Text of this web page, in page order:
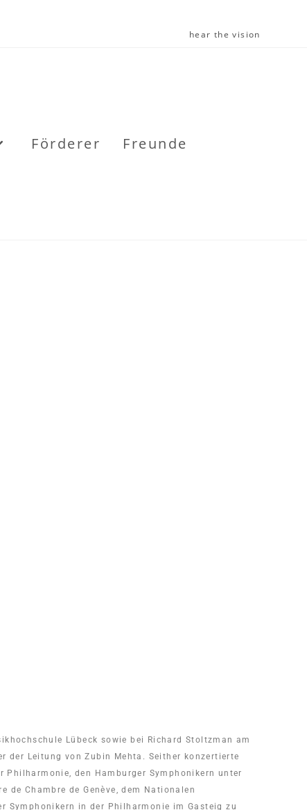
hear the vision
Förderer Freunde
Lübeck sowie bei Richard Stoltzman am
der Leitung von Zubin Mehta. Seither konzertierte
den Hamburger Symphonikern unter
Chambre de Genève, dem Nationalen
Symphonikern in der Philharmonie im Gasteig zu